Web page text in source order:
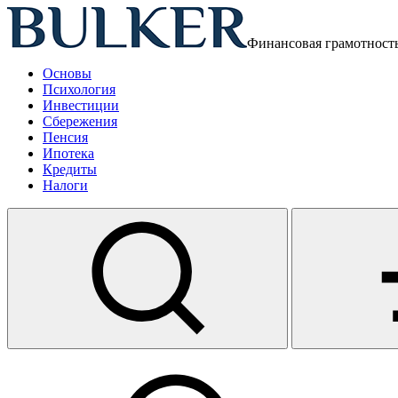
Финансовая
Основы
Психология
Инвестиции
Сбережения
Пенсия
Ипотека
Кредиты
Налоги